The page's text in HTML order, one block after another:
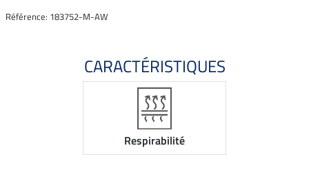
Référence: 183752-M-AW
CARACTÉRISTIQUES
Respirabilité